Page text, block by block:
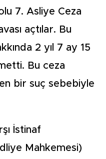
7. Asliye Ceza
açtılar. Bu
2 yıl 7 ay 15
Bu ceza
bir suç sebebiyle
İstinaf
Mahkemesi)